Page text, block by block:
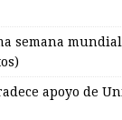
semana
apoyo de